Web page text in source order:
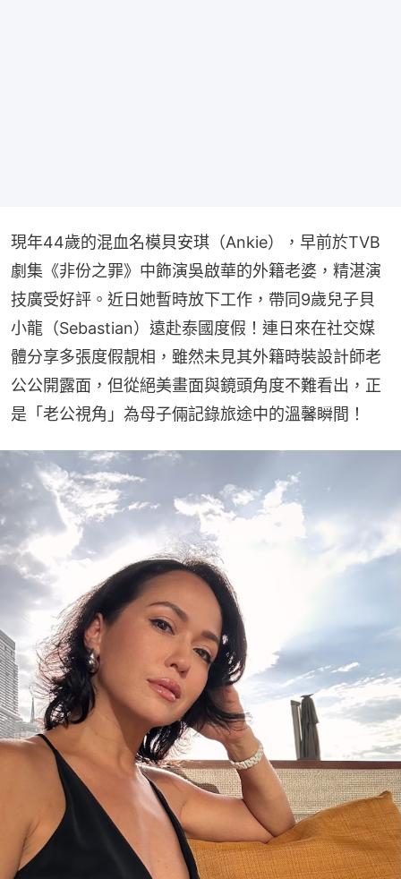
現年44歲的混血名模貝安琪（Ankie），早前於TVB
劇集《非份之罪》中飾演吳啟華的外籍老婆，精湛演
技廣受好評。近日她暫時放下工作，帶同9歲兒子貝
小龍（Sebastian）遠赴泰國度假！連日來在社交媒
體分享多張度假靚相，雖然未見其外籍時裝設計師老
公公開露面，但從絕美畫面與鏡頭角度不難看出，正
是「老公視角」為母子倆記錄旅途中的溫馨瞬間！